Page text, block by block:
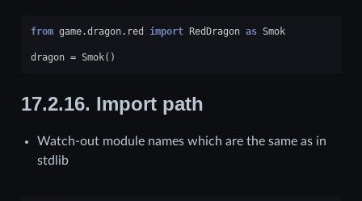
from game.dragon.red import RedDragon as Smok
dragon = Smok()
17.2.16. Import path
Watch-out module names which are the same as in
stdlib